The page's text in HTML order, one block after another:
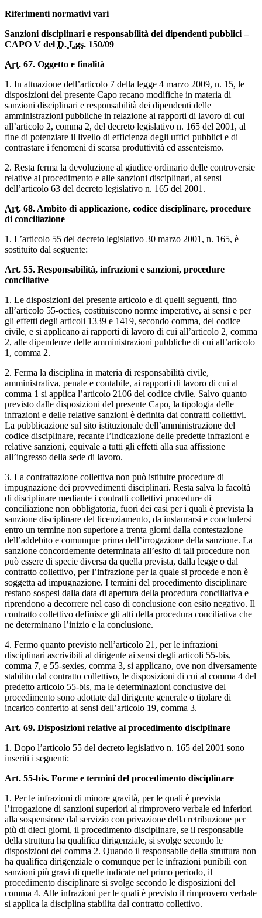
Riferimenti normativi vari
Sanzioni disciplinari e responsabilità dei dipendenti pubblici –
CAPO V del D. Lgs. 150/09
Art. 67. Oggetto e finalità
1. In attuazione dell’articolo 7 della legge 4 marzo 2009, n. 15, le
disposizioni del presente Capo recano modifiche in materia di
sanzioni disciplinari e responsabilità dei dipendenti delle
amministrazioni pubbliche in relazione ai rapporti di lavoro di cui
all’articolo 2, comma 2, del decreto legislativo n. 165 del 2001, al
fine di potenziare il livello di efficienza degli uffici pubblici e di
contrastare i fenomeni di scarsa produttività ed assenteismo.
2. Resta ferma la devoluzione al giudice ordinario delle controversie
relative al procedimento e alle sanzioni disciplinari, ai sensi
dell’articolo 63 del decreto legislativo n. 165 del 2001.
Art. 68. Ambito di applicazione, codice disciplinare, procedure
di conciliazione
1. L’articolo 55 del decreto legislativo 30 marzo 2001, n. 165, è
sostituito dal seguente:
Art. 55. Responsabilità, infrazioni e sanzioni, procedure
conciliative
1. Le disposizioni del presente articolo e di quelli seguenti, fino
all’articolo 55-octies, costituiscono norme imperative, ai sensi e per
gli effetti degli articoli 1339 e 1419, secondo comma, del codice
civile, e si applicano ai rapporti di lavoro di cui all’articolo 2, comma
2, alle dipendenze delle amministrazioni pubbliche di cui all’articolo
1, comma 2.
2. Ferma la disciplina in materia di responsabilità civile,
amministrativa, penale e contabile, ai rapporti di lavoro di cui al
comma 1 si applica l’articolo 2106 del codice civile. Salvo quanto
previsto dalle disposizioni del presente Capo, la tipologia delle
infrazioni e delle relative sanzioni è definita dai contratti collettivi.
La pubblicazione sul sito istituzionale dell’amministrazione del
codice disciplinare, recante l’indicazione delle predette infrazioni e
relative sanzioni, equivale a tutti gli effetti alla sua affissione
all’ingresso della sede di lavoro.
3. La contrattazione collettiva non può istituire procedure di
impugnazione dei provvedimenti disciplinari. Resta salva la facoltà
di disciplinare mediante i contratti collettivi procedure di
conciliazione non obbligatoria, fuori dei casi per i quali è prevista la
sanzione disciplinare del licenziamento, da instaurarsi e concludersi
entro un termine non superiore a trenta giorni dalla contestazione
dell’addebito e comunque prima dell’irrogazione della sanzione. La
sanzione concordemente determinata all’esito di tali procedure non
può essere di specie diversa da quella prevista, dalla legge o dal
contratto collettivo, per l’infrazione per la quale si procede e non è
soggetta ad impugnazione. I termini del procedimento disciplinare
restano sospesi dalla data di apertura della procedura conciliativa e
riprendono a decorrere nel caso di conclusione con esito negativo. Il
contratto collettivo definisce gli atti della procedura conciliativa che
ne determinano l’inizio e la conclusione.
4. Fermo quanto previsto nell’articolo 21, per le infrazioni
disciplinari ascrivibili al dirigente ai sensi degli articoli 55-bis,
comma 7, e 55-sexies, comma 3, si applicano, ove non diversamente
stabilito dal contratto collettivo, le disposizioni di cui al comma 4 del
predetto articolo 55-bis, ma le determinazioni conclusive del
procedimento sono adottate dal dirigente generale o titolare di
incarico conferito ai sensi dell’articolo 19, comma 3.
Art. 69. Disposizioni relative al procedimento disciplinare
1. Dopo l’articolo 55 del decreto legislativo n. 165 del 2001 sono
inseriti i seguenti:
Art. 55-bis. Forme e termini del procedimento disciplinare
1. Per le infrazioni di minore gravità, per le quali è prevista
l’irrogazione di sanzioni superiori al rimprovero verbale ed inferiori
alla sospensione dal servizio con privazione della retribuzione per
più di dieci giorni, il procedimento disciplinare, se il responsabile
della struttura ha qualifica dirigenziale, si svolge secondo le
disposizioni del comma 2. Quando il responsabile della struttura non
ha qualifica dirigenziale o comunque per le infrazioni punibili con
sanzioni più gravi di quelle indicate nel primo periodo, il
procedimento disciplinare si svolge secondo le disposizioni del
comma 4. Alle infrazioni per le quali è previsto il rimprovero verbale
si applica la disciplina stabilita dal contratto collettivo.